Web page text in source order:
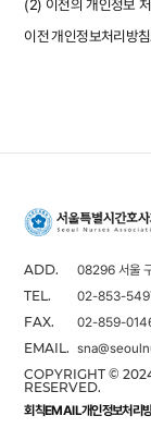
(2) 이전의 개인정보
이전 개인정보처리방
ADD. 08296 서울
TEL. 02-853-
FAX. 02-859-
EMAIL.
COPYRIGHT ©
RESERVED.
회칙EMAIL개인정보처리